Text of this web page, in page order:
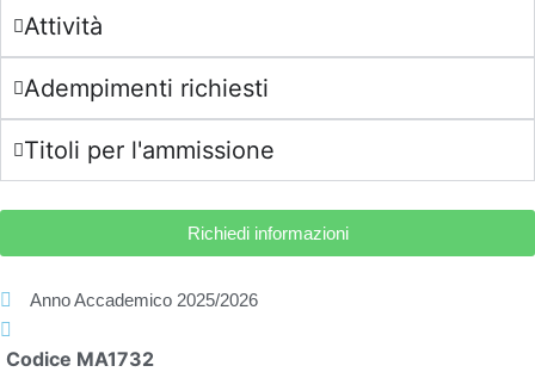
Attività
Adempimenti richiesti
Titoli per l'ammissione
Richiedi informazioni
Anno Accademico 2025/2026
Codice MA1732